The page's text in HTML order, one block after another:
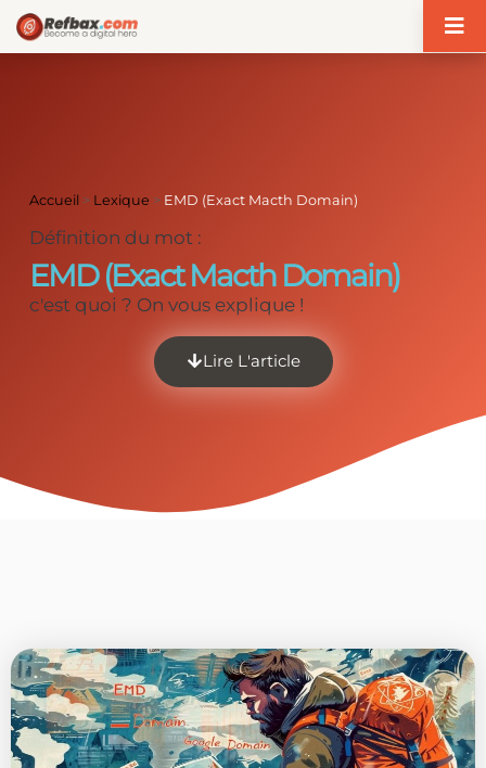
Accueil > Lexique > EMD (Exact Macth Domain)
Définition du mot :
EMD (Exact Macth Domain)
c'est quoi ? On vous explique !
Lire L'article
Panneau de gestion des cookies